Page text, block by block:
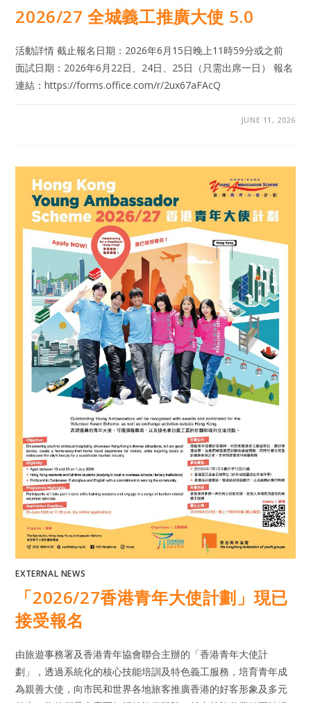
2026/27 全城義工推廣大使 5.0
活動詳情 截止報名日期：2026年6月15日晚上11時59分或之前
面試日期：2026年6月22日、24日、25日（只需出席一日） 報名
連結：https://forms.office.com/r/2ux67aFAcQ
JUNE 11, 2026
EXTERNAL NEWS
「2026/27香港青年大使計劃」現已
接受報名
由旅遊事務署及香港青年協會聯合主辦的「香港青年大使計
劃」，透過系統化的核心技能培訓及特色義工服務，培育青年成
為親善大使，向市民和世界各地旅客推廣香港的好客形象及多元